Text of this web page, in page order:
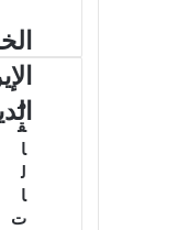
م
ق
ا
ل
ا
ت